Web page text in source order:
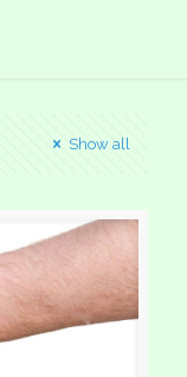
Show all